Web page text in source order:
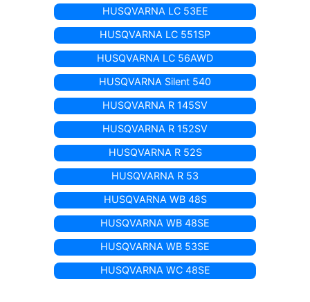
HUSQVARNA LC 53EE
HUSQVARNA LC 551SP
HUSQVARNA LC 56AWD
HUSQVARNA Silent 540
HUSQVARNA R 145SV
HUSQVARNA R 152SV
HUSQVARNA R 52S
HUSQVARNA R 53
HUSQVARNA WB 48S
HUSQVARNA WB 48SE
HUSQVARNA WB 53SE
HUSQVARNA WC 48SE